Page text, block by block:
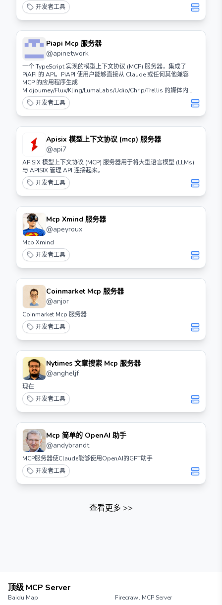
开发者工具
Piapi Mcp 服务器
@apinetwork
一个 TypeScript 实现的模型上下文协议 (MCP) 服务器，集成了
PiAPI 的 API。PiAPI 使用户能够直接从 Claude 或任何其他兼容
MCP 的应用程序生成
Midjourney/Flux/Kling/LumaLabs/Udio/Chrip/Trellis 的媒体内
容。
开发者工具
Apisix 模型上下文协议 (mcp) 服务器
@api7
APISIX 模型上下文协议 (MCP) 服务器用于将大型语言模型 (LLMs)
与 APISIX 管理 API 连接起来。
开发者工具
Mcp Xmind 服务器
@apeyroux
Mcp Xmind
开发者工具
Coinmarket Mcp 服务器
@anjor
Coinmarket Mcp 服务器
开发者工具
Nytimes 文章搜索 Mcp 服务器
@angheljf
现在
开发者工具
Mcp 简单的 OpenAI 助手
@andybrandt
MCP服务器使Claude能够使用OpenAI的GPT助手
开发者工具
查看更多 >>
顶级 MCP Server
Baidu Map
Firecrawl MCP Server